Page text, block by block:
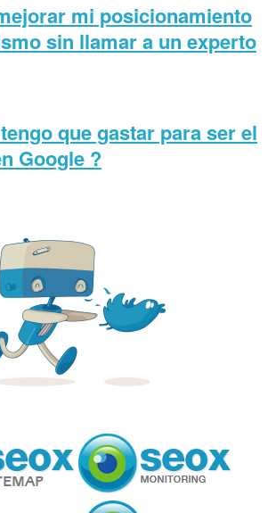
mi posicionamiento
sin llamar a un experto
que gastar para ser el
Google ?